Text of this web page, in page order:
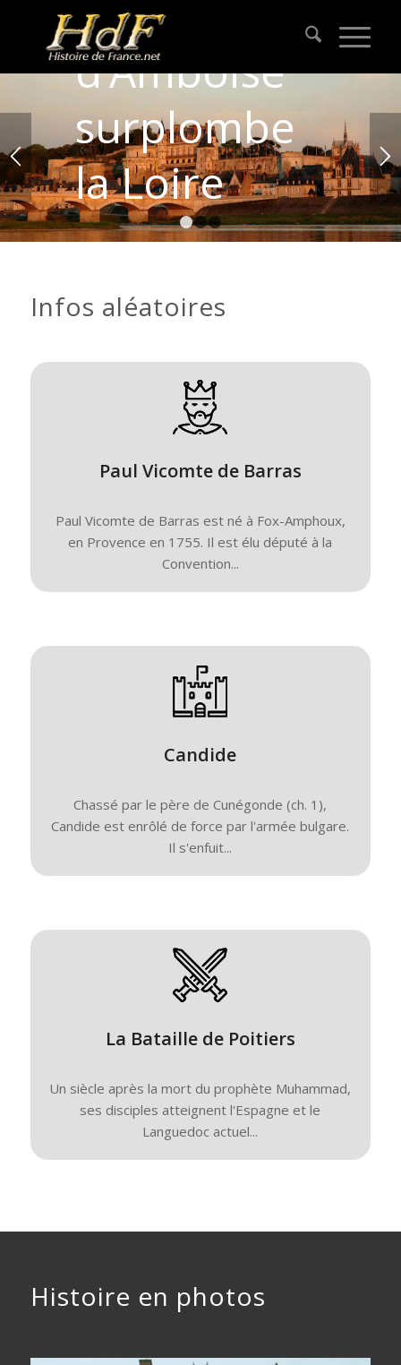
Le château
d’Amboise
surplombe
la Loire
1 2 3
Infos aléatoires
Paul Vicomte de Barras
Paul Vicomte de Barras est né à Fox-Amphoux,
en Provence en 1755. Il est élu député à la
Convention...
Candide
Chassé par le père de Cunégonde (ch. 1),
Candide est enrôlé de force par l'armée bulgare.
Il s'enfuit...
La Bataille de Poitiers
Un siècle après la mort du prophète Muhammad,
ses disciples atteignent l'Espagne et le
Languedoc actuel...
Histoire en photos